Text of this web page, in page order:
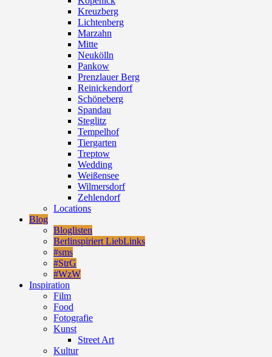
Kreuzberg
Lichtenberg
Marzahn
Mitte
Neukölln
Pankow
Prenzlauer Berg
Reinickendorf
Schöneberg
Spandau
Steglitz
Tempelhof
Tiergarten
Treptow
Wedding
Weißensee
Wilmersdorf
Zehlendorf
Locations
Blog
Bloglisten
Berlinspiriert LiebLinks
#sms
#StrG
#WzW
Inspiration
Film
Food
Fotografie
Kunst
Street Art
Kultur